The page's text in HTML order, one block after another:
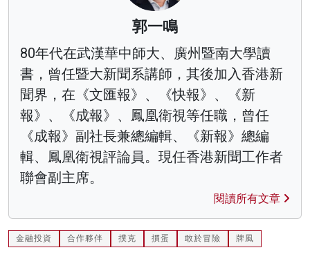
郭一鳴
80年代在武漢華中師大、廣州暨南大學讀
書，曾任暨大新聞系講師，其後加入香港新
聞界，在《文匯報》、《快報》、《新
報》、《成報》、鳳凰衛視等任職，曾任
《成報》副社長兼總編輯、《新報》總編
輯、鳳凰衛視評論員。現任香港新聞工作者
聯會副主席。
閱讀所有文章
金融投資 合作夥伴 撲克 摜蛋 敢於冒險 牌風